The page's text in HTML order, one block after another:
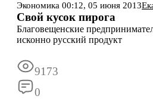
ИнформацияПодпискаРеклама
Экономика 00:12, 05 июня 2013
Свой кусок пирога
Благовещенские
исконно русский продукт
9173
0